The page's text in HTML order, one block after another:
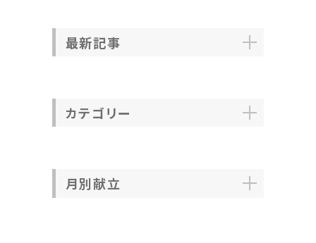
最新記事
カテゴリー
月別献立